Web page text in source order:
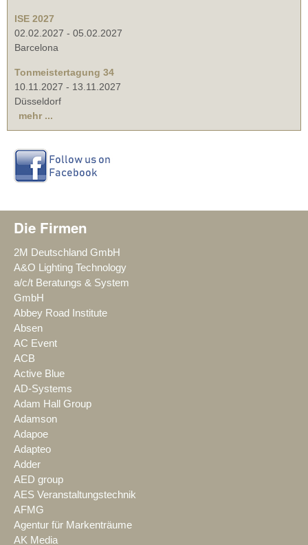
ISE 2027
02.02.2027 - 05.02.2027
Barcelona
Tonmeistertagung 34
10.11.2027 - 13.11.2027
Düsseldorf
mehr ...
Die Firmen
2M Deutschland GmbH
A&O Lighting Technology
a/c/t Beratungs & System
GmbH
Abbey Road Institute
Absen
AC Event
ACB
Active Blue
AD-Systems
Adam Hall Group
Adamson
Adapoe
Adapteo
Adder
AED group
AES Veranstaltungstechnik
AFMG
Agentur für Markenträume
AK Media